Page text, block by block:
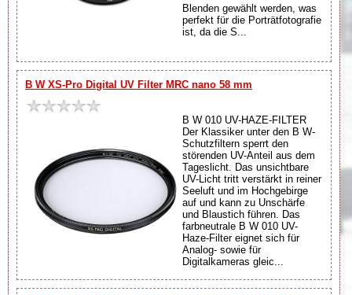
Blenden gewählt werden, was
perfekt für die Porträtfotografie
ist, da die S...
B W XS-Pro Digital UV Filter MRC nano 58 mm
B W 010 UV-HAZE-FILTER
Der Klassiker unter den B W-
Schutzfiltern sperrt den
störenden UV-Anteil aus dem
Tageslicht. Das unsichtbare
UV-Licht tritt verstärkt in reiner
Seeluft und im Hochgebirge
auf und kann zu Unschärfe
und Blaustich führen. Das
farbneutrale B W 010 UV-
Haze-Filter eignet sich für
Analog- sowie für
Digitalkameras gleic...